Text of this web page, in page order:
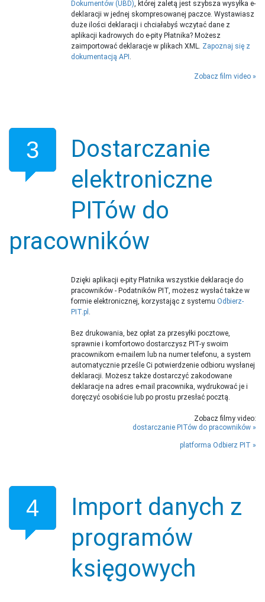
Dokumentów (UBD), której zaletą jest szybsza wysyłka e-
deklaracji w jednej skompresowanej paczce. Wystawiasz
duże ilości deklaracji i chciałabyś wczytać dane z
aplikacji kadrowych do e-pity Płatnika? Możesz
zaimportować deklaracje w plikach XML. Zapoznaj się z
dokumentacją API .
Zobacz film video
3
Dostarczanie
elektroniczne
PITów do
pracowników
Dzięki aplikacji e-pity Płatnika wszystkie deklaracje do
pracowników - Podatników PIT, możesz wysłać także w
formie elektronicznej, korzystając z systemu Odbierz-
PIT.pl .
Bez drukowania, bez opłat za przesyłki pocztowe,
sprawnie i komfortowo dostarczysz PIT-y swoim
pracownikom e-mailem lub na numer telefonu, a system
automatycznie prześle Ci potwierdzenie odbioru wysłanej
deklaracji. Możesz także dostarczyć zakodowane
deklaracje na adres e-mail pracownika, wydrukować je i
doręczyć osobiście lub po prostu przesłać pocztą.
Zobacz filmy video:
dostarczanie PITów do pracowników
platforma Odbierz PIT
4
Import danych z
programów
księgowych